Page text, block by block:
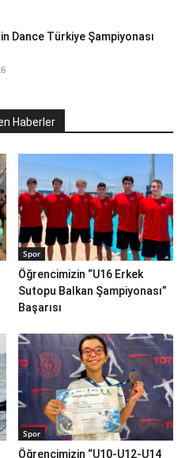
Dance Türkiye Şampiyonası
Haberler
Spor
Öğrencimizin “U16 Erkek
Sutopu Balkan Şampiyonası”
Başarısı
Spor
Öğrencimizin “U10-U12-U14